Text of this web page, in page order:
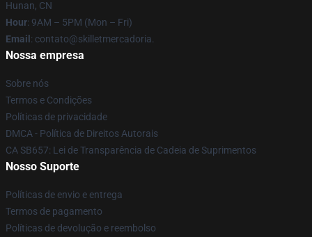
Hunan, CN
Hour: 9AM – 5PM (Mon – Fri)
Email : contato@skilletmercadoria.
Nossa empresa
Sobre nós
Termos e Condições
Políticas de privacidade
DMCA - Política de Direitos Autorais
CA SB657: Lei de Transparência de Cadeia de Suprimentos
Nosso Suporte
Políticas de envio e entrega
Termos de pagamento
Políticas de devolução e reembolso